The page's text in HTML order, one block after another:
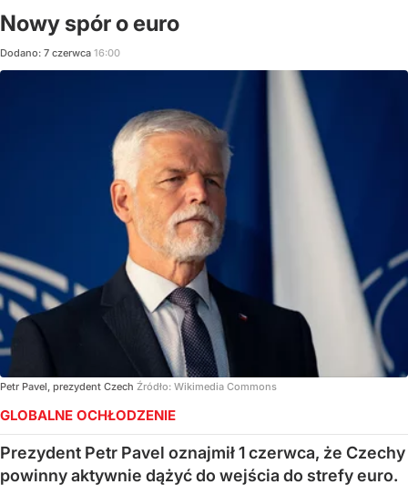
Nowy spór o euro
Dodano: 7 czerwca 16:00
Petr Pavel, prezydent Czech Źródło: Wikimedia Commons
GLOBALNE OCHŁODZENIE
Prezydent Petr Pavel oznajmił 1 czerwca, że Czechy
powinny aktywnie dążyć do wejścia do strefy euro.